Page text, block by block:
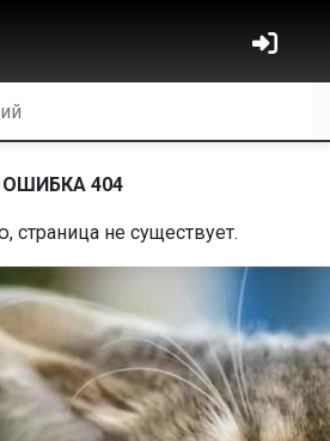
ОШИБКА 404
страница не существует.